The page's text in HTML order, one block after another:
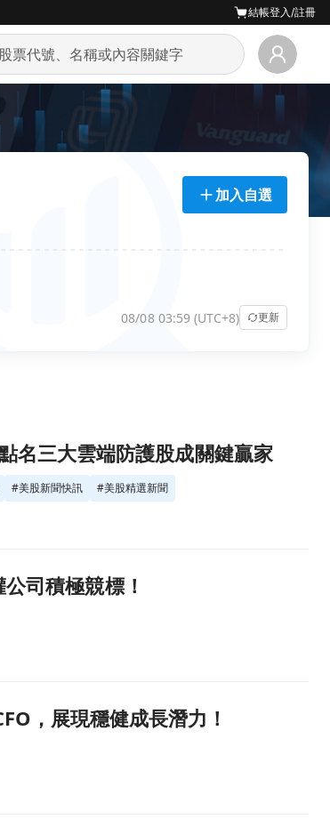
結帳登入/註冊
加入自選
08/08 03:59 (UTC+8) 更新
名三大雲端防護股成關鍵贏家
#美股新聞快訊 #美股精選新聞
司積極競標！
，展現穩健成長潛力！